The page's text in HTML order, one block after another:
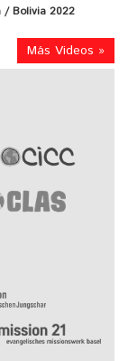
/ Bolivia 2022
Más Videos »